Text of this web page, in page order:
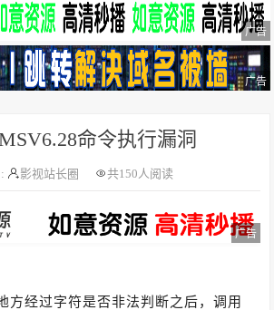
广告
广告
命令执行漏洞
影视站长圈 共150人阅读
广告
方经过字符是否非法判断之后，调用